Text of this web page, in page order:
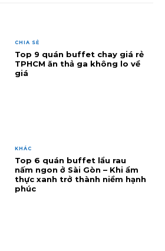
CHIA SẺ
Top 9 quán buffet chay giá rẻ
TPHCM ăn thả ga không lo về
giá
KHÁC
Top 6 quán buffet lẩu rau
nấm ngon ở Sài Gòn – Khi ẩm
thực xanh trở thành niềm hạnh
phúc